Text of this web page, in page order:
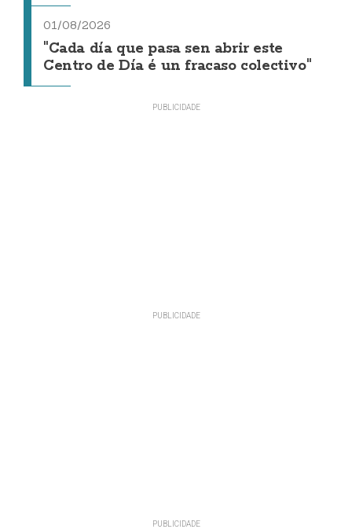
01/08/2026
"Cada día que pasa sen abrir este
Centro de Día é un fracaso colectivo"